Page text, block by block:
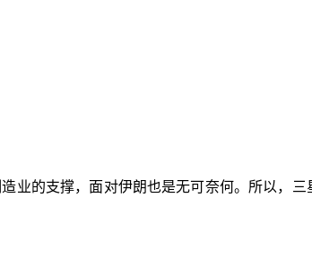
业的支撑，面对伊朗也是无可奈何。所以，